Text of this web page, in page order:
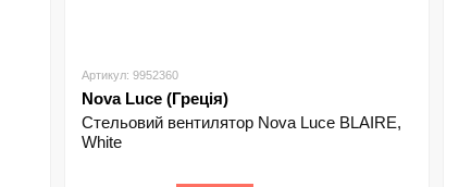
Артикул: 9952360
Nova Luce (Греція)
Стельовий вентилятор Nova Luce BLAIRE,
White